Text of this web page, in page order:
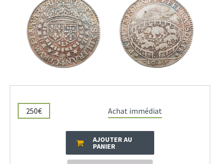
250€ Achat immédiat
AJOUTER AU
PANIER